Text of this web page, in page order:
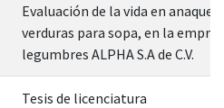
Evaluación de la vida en anaquel
verduras para sopa, en la
legumbres ALPHA S.A de C.V.
Tesis de licenciatura